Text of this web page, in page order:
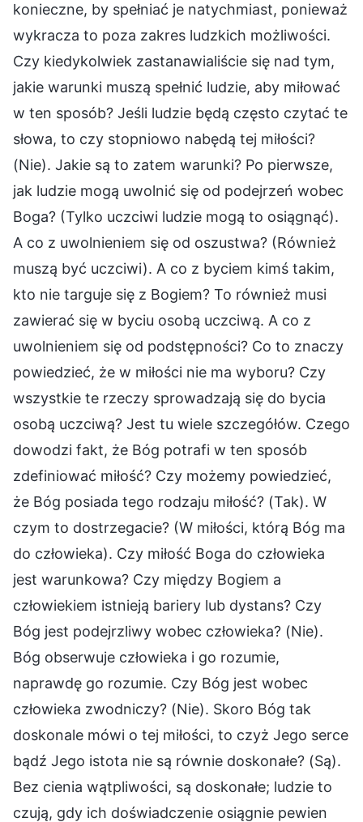
konieczne, by spełniać je natychmiast, ponieważ
wykracza to poza zakres ludzkich możliwości.
Czy kiedykolwiek zastanawialiście się nad tym,
jakie warunki muszą spełnić ludzie, aby miłować
w ten sposób? Jeśli ludzie będą często czytać te
słowa, to czy stopniowo nabędą tej miłości?
(Nie). Jakie są to zatem warunki? Po pierwsze,
jak ludzie mogą uwolnić się od podejrzeń wobec
Boga? (Tylko uczciwi ludzie mogą to osiągnąć).
A co z uwolnieniem się od oszustwa? (Również
muszą być uczciwi). A co z byciem kimś takim,
kto nie targuje się z Bogiem? To również musi
zawierać się w byciu osobą uczciwą. A co z
uwolnieniem się od podstępności? Co to znaczy
powiedzieć, że w miłości nie ma wyboru? Czy
wszystkie te rzeczy sprowadzają się do bycia
osobą uczciwą? Jest tu wiele szczegółów. Czego
dowodzi fakt, że Bóg potrafi w ten sposób
zdefiniować miłość? Czy możemy powiedzieć,
że Bóg posiada tego rodzaju miłość? (Tak). W
czym to dostrzegacie? (W miłości, którą Bóg ma
do człowieka). Czy miłość Boga do człowieka
jest warunkowa? Czy między Bogiem a
człowiekiem istnieją bariery lub dystans? Czy
Bóg jest podejrzliwy wobec człowieka? (Nie).
Bóg obserwuje człowieka i go rozumie,
naprawdę go rozumie. Czy Bóg jest wobec
człowieka zwodniczy? (Nie). Skoro Bóg tak
doskonale mówi o tej miłości, to czyż Jego serce
bądź Jego istota nie są równie doskonałe? (Są).
Bez cienia wątpliwości, są doskonałe; ludzie to
czują, gdy ich doświadczenie osiągnie pewien